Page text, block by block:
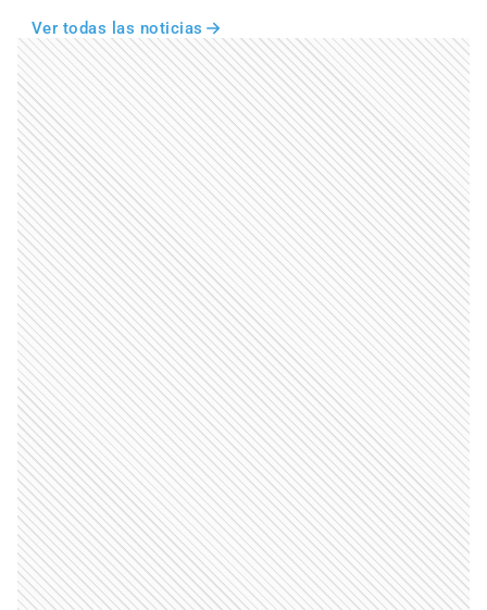
Ver todas las noticias